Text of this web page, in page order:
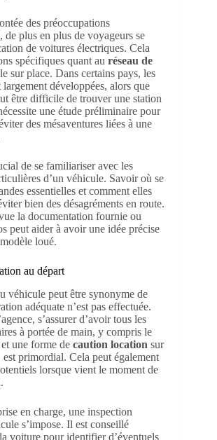
des préoccupations
de plus en plus de voyageurs se
de voitures électriques. Cela
spécifiques quant au réseau de
sur place. Dans certains pays, les
développées, alors que
être difficile de trouver une station
une étude préliminaire pour
des mésaventures liées à une
de se familiariser avec les
d’un véhicule. Savoir où se
essentielles et comment elles
bien des désagréments en route.
la documentation fournie ou
peut aider à avoir une idée précise
loué.
au départ
véhicule peut être synonyme de
adéquate n’est pas effectuée.
s’assurer d’avoir tous les
à portée de main, y compris le
une forme de caution location sur
est primordial. Cela peut également
lorsque vient le moment de
en charge, une inspection
s’impose. Il est conseillé
voiture pour identifier d’éventuels